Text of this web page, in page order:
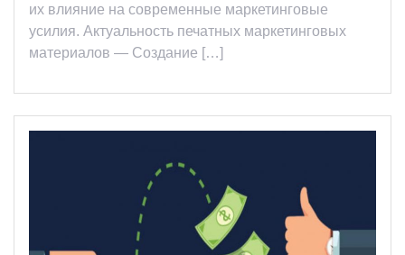
их влияние на современные маркетинговые
усилия. Актуальность печатных маркетинговых
материалов — Создание […]